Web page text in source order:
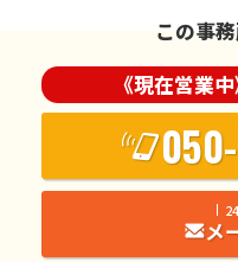
この事
《現在営業
メ